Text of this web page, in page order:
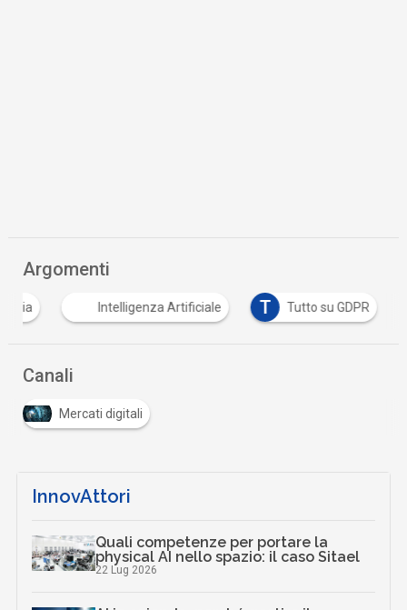
Argomenti
Intelligenza Artificiale T Tutto su GDPR
Canali
Mercati digitali
InnovAttori
Quali competenze per portare la
physical AI nello spazio: il caso Sitael
22 Lug 2026